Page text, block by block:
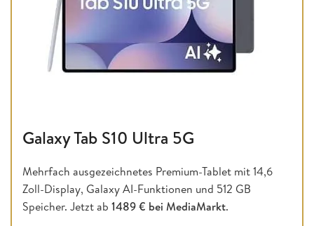
Galaxy Tab S10 Ultra 5G
Mehrfach ausgezeichnetes Premium-Tablet mit 14,6
Zoll-Display, Galaxy AI-Funktionen und 512 GB
Speicher. Jetzt ab 1489 € bei MediaMarkt.